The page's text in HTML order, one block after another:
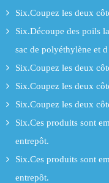
Six.Coupez les deux
Six.Découpe des poils
sac de polyéthylène et
Six.Coupez les deux
Six.Coupez les deux
Six.Coupez les deux
Six.Ces produits sont
entrepôt.
Six.Ces produits sont
entrepôt.